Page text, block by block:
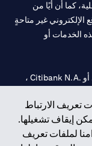
تعريف الارتباط
إيقاف تشغيلها.
لملفات تعريف
كما أن أيًا من
الإلكتروني غير متاحةٍ
الخدمات أو
سيتي بنك هي علامة خدمة لشركة Citigroup Inc. أو .Citibank N.A ،
المركزي تحت
أرقام التراخيص 202563 لفرع الوصل في دبي، 531989 لفرع مول